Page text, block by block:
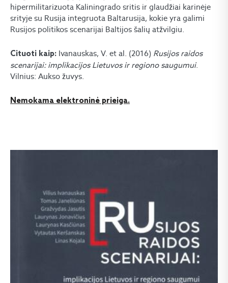
hipermilitarizuota Kaliningrado sritis ir glaudžiai karinėje
srityje su Rusija integruota Baltarusija, kokie yra galimi
Rusijos politikos scenarijai Baltijos šalių atžvilgiu.
Cituoti kaip: Ivanauskas, V. et al. (2016) Rusijos raidos
scenarijai: implikacijos Lietuvos ir regiono saugumui.
Vilnius: Aukso žuvys.
Nemokama elektroninė prieiga.